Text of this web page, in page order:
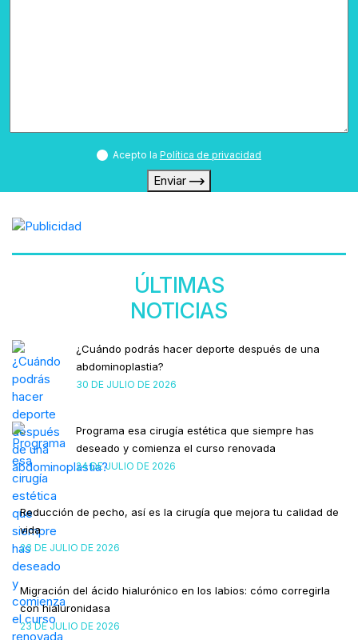
Acepto la Política de privacidad
Enviar
ÚLTIMAS
NOTICIAS
¿Cuándo podrás hacer deporte después de una
abdominoplastia?
30 DE JULIO DE 2026
Programa esa cirugía estética que siempre has
deseado y comienza el curso renovada
24 DE JULIO DE 2026
Reducción de pecho, así es la cirugía que mejora tu calidad de
vida
23 DE JULIO DE 2026
Migración del ácido hialurónico en los labios: cómo corregirla
con hialuronidasa
23 DE JULIO DE 2026